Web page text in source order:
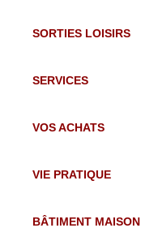
SORTIES LOISIRS
SERVICES
VOS ACHATS
VIE PRATIQUE
BÂTIMENT MAISON